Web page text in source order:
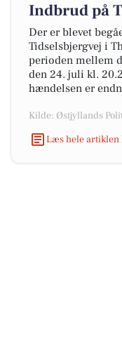
Indbrud på
Der er blevet
Tidselsbjergvej i
perioden mellem
den 24. juli kl.
hændelsen er
Kilde: Østjyllands
Læs hele artiklen